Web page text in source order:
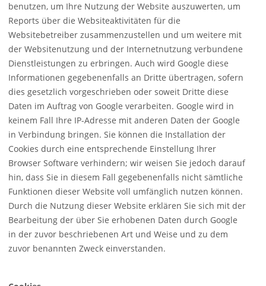
benutzen, um Ihre Nutzung der Website auszuwerten, um
Reports über die Websiteaktivitäten für die
Websitebetreiber zusammenzustellen und um weitere mit
der Websitenutzung und der Internetnutzung verbundene
Dienstleistungen zu erbringen. Auch wird Google diese
Informationen gegebenenfalls an Dritte übertragen, sofern
dies gesetzlich vorgeschrieben oder soweit Dritte diese
Daten im Auftrag von Google verarbeiten. Google wird in
keinem Fall Ihre IP-Adresse mit anderen Daten der Google
in Verbindung bringen. Sie können die Installation der
Cookies durch eine entsprechende Einstellung Ihrer
Browser Software verhindern; wir weisen Sie jedoch darauf
hin, dass Sie in diesem Fall gegebenenfalls nicht sämtliche
Funktionen dieser Website voll umfänglich nutzen können.
Durch die Nutzung dieser Website erklären Sie sich mit der
Bearbeitung der über Sie erhobenen Daten durch Google
in der zuvor beschriebenen Art und Weise und zu dem
zuvor benannten Zweck einverstanden.